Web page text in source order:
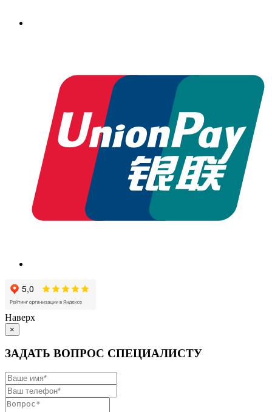
Наверх
×
ЗАДАТЬ ВОПРОС СПЕЦИАЛИСТУ